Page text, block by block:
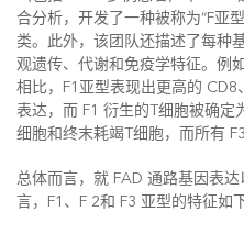
合分析，开发了一种被称为“F亚
类。此外，该团队还描述了每种
观遗传、代谢和免疫学特征。例
相比，F1亚型表现出更高的
表达，而 F1 衍生的T细胞被确
细胞和终末耗竭T细胞，而所有
总体而言，就 FAD 通路基因表
言，F1、F 2和 F3 亚型的特征如下